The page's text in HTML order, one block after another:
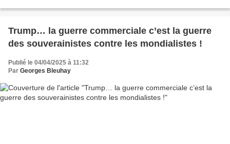
Trump… la guerre commerciale c’est la guerre
des souverainistes contre les mondialistes !
Publié le 04/04/2025 à 11:32
Par Georges Bleuhay